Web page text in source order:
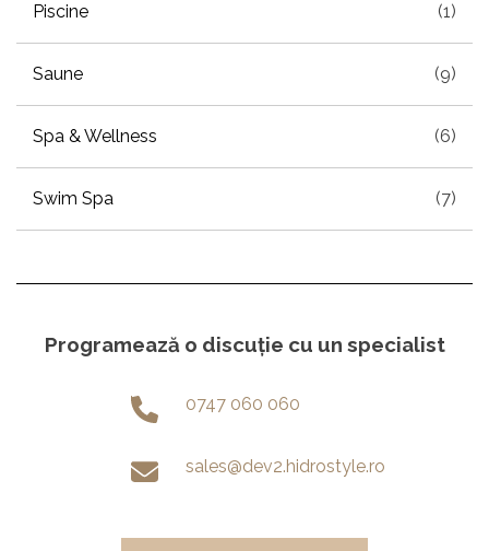
Piscine (1)
Saune (9)
Spa & Wellness (6)
Swim Spa (7)
Programează o discuție cu un specialist
0747 060 060
sales@dev2.hidrostyle.ro